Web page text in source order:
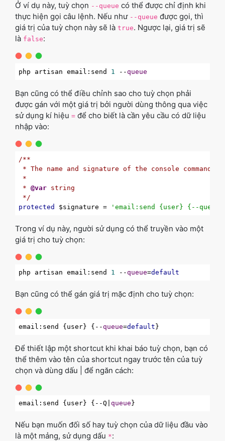
Ở ví dụ này, tuỳ chọn --queue có thể được chỉ định khi
thực hiện gọi câu lệnh. Nếu như --queue được gọi, thì
giá trị của tuỳ chọn này sẽ là true. Ngược lại, giá trị sẽ
là false:
php artisan email:send 1 --queue
Bạn cũng có thể điều chỉnh sao cho tuỳ chọn phải
được gán với một giá trị bởi người dùng thông qua việc
sử dụng kí hiệu = để cho biết là cần yêu cầu có dữ liệu
nhập vào:
/**
* The name and signature of the console command.
*
* @var string
*/
protected
$signature = 'email:send {user} {--
Trong ví dụ này, người sử dụng có thể truyền vào một
giá trị cho tuỳ chọn:
php artisan email:send 1 --queue=default
Bạn cũng có thể gán giá trị mặc định cho tuỳ chọn:
email:send {user} {--queue=default
Để thiết lập một shortcut khi khai báo tuỳ chọn, bạn có
thể thêm vào tên của shortcut ngay trước tên của tuỳ
chọn và dùng dấu | để ngăn cách:
email:send {user} {--Q| queue
Nếu bạn muốn đối số hay tuỳ chọn của dữ liệu đầu vào
là một mảng, sử dụng dấu *: